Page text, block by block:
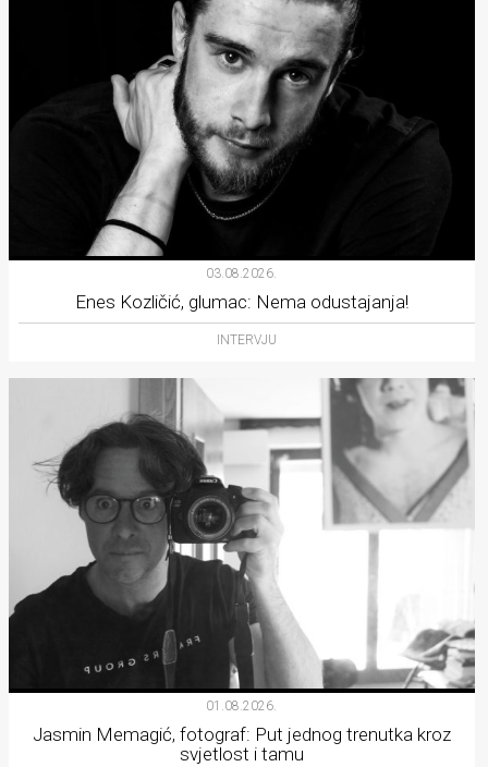
03.08.2026.
Enes Kozličić, glumac: Nema odustajanja!
INTERVJU
01.08.2026.
Jasmin Memagić, fotograf: Put jednog trenutka kroz
svjetlost i tamu